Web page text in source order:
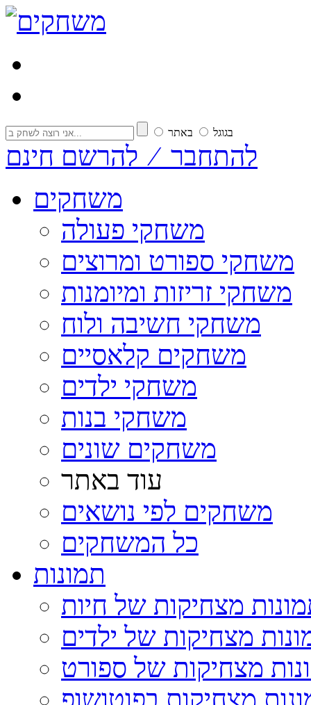
בגוגל באתר
להתחבר ⁄ להרשם חינם
משחקים
משחקי פעולה
משחקי ספורט ומרוצים
משחקי זריזות ומיומנות
משחקי חשיבה ולוח
משחקים קלאסיים
משחקי ילדים
משחקי בנות
משחקים שונים
עוד באתר
משחקים לפי נושאים
כל המשחקים
תמונות
מצחיקות של חיות
מצחיקות של ילדים
מצחיקות של ספורט